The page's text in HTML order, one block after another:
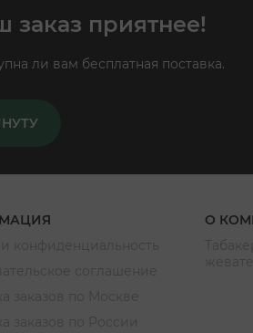
заказ приятнее!
ли вам бесплатная поставка.
О